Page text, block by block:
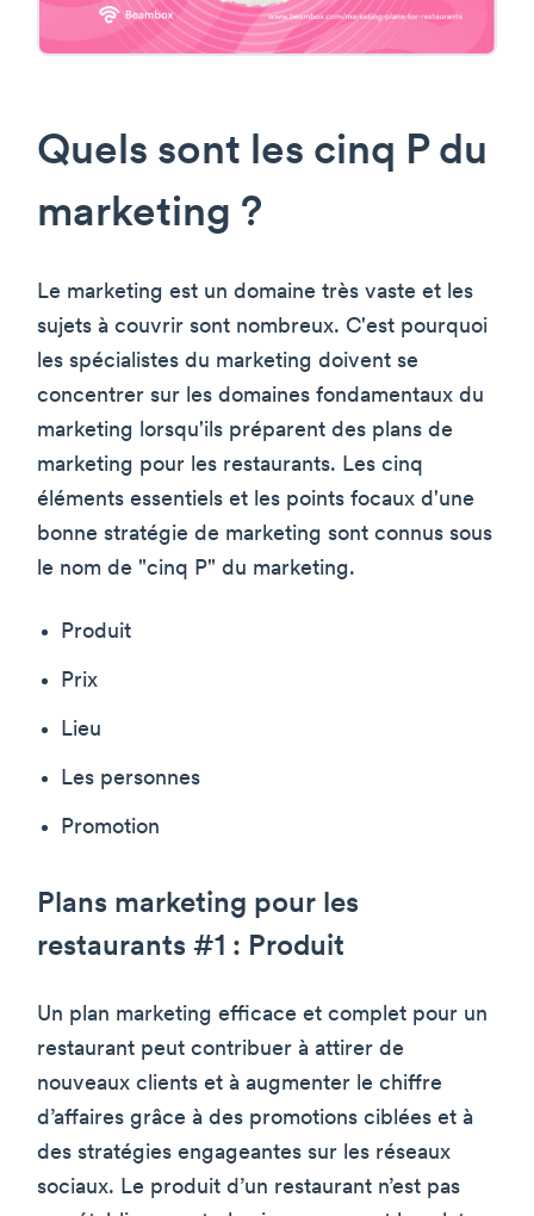
Quels sont les cinq P du
marketing ?
Le marketing est un domaine très vaste et les
sujets à couvrir sont nombreux. C'est pourquoi
les spécialistes du marketing doivent se
concentrer sur les domaines fondamentaux du
marketing lorsqu'ils préparent des plans de
marketing pour les restaurants. Les cinq
éléments essentiels et les points focaux d'une
bonne stratégie de marketing sont connus sous
le nom de "cinq P" du marketing.
Produit
Prix
Lieu
Les personnes
Promotion
Plans marketing pour les
restaurants #1 : Produit
Un plan marketing efficace et complet pour un
restaurant peut contribuer à attirer de
nouveaux clients et à augmenter le chiffre
d’affaires grâce à des promotions ciblées et à
des stratégies engageantes sur les réseaux
sociaux. Le produit d’un restaurant n’est pas